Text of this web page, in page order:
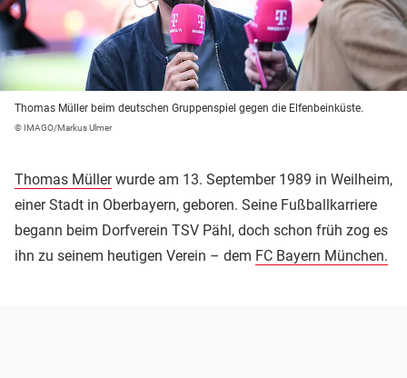
Thomas Müller beim deutschen Gruppenspiel gegen die Elfenbeinküste.
© IMAGO/Markus Ulmer
Thomas Müllerwurde am 13. September 1989 in Weilheim,
einer Stadt in Oberbayern, geboren. Seine Fußballkarriere
begann beim Dorfverein TSV Pähl, doch schon früh zog es
ihn zu seinem heutigen Verein – dem FC Bayern München.